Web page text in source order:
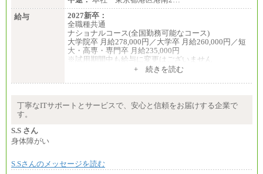
給与
2027新卒：
全職種共通
ナショナルコース(全国勤務可能なコース)
大学院卒 月給278,000円／大学卒 月給260,000円／短
大・高専・専門卒 月給235,000円
※試用期間中も給与に変更はございません
大学院卒 月給264,000円／大学卒 月給250,000円／短
※試用期間中も給与に変更はございません
中途：
+ 続きを読む
丁寧なITサポートとサービスで、安心と信頼をお届けする企業で
す。
S.S さん
身体障がい
S.Sさんのメッセージを読む